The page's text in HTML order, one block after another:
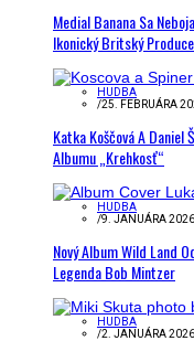
Medial Banana Sa
Ikonický Britský
HUDBA
/25. FEBRUÁRA
Katka Koščová A Daniel
Albumu „Krehkosť“
HUDBA
/9. JANUÁRA 2026
Nový Album Wild Land
Legenda Bob Mintzer
HUDBA
/2. JANUÁRA 2026